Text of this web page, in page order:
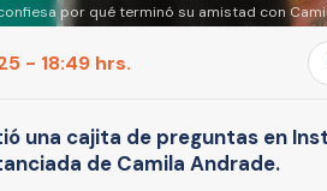
por qué terminó su amistad con
- 18:49 hrs.
una cajita de preguntas en
de Camila Andrade.